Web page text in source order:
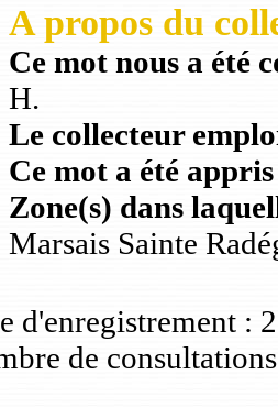
A propos du
Ce mot nous a été
H.
Le collecteur
Ce mot a été
Zone(s) dans
Marsais Sainte
d'enregistrement :
de